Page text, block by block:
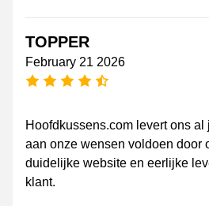
TOPPER
February 21 2026
4.5 stars
Hoofdkussens.com levert ons
aan onze wensen voldoen door
duidelijke website en eerlijke
klant.